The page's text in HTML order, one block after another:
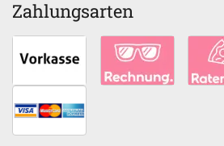
Zahlungsarten